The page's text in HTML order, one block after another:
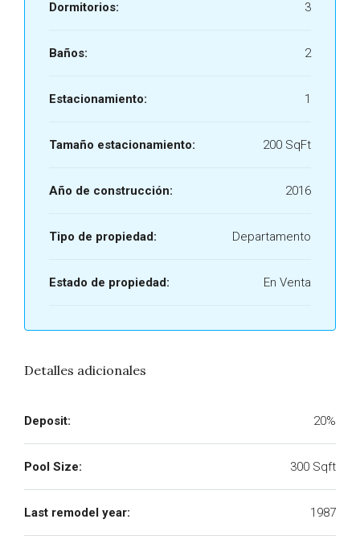
Dormitorios: 3
Baños: 2
Estacionamiento: 1
Tamaño estacionamiento: 200 SqFt
Año de construcción: 2016
Tipo de propiedad: Departamento
Estado de propiedad: En Venta
Detalles adicionales
Deposit: 20%
Pool Size: 300 Sqft
Last remodel year: 1987